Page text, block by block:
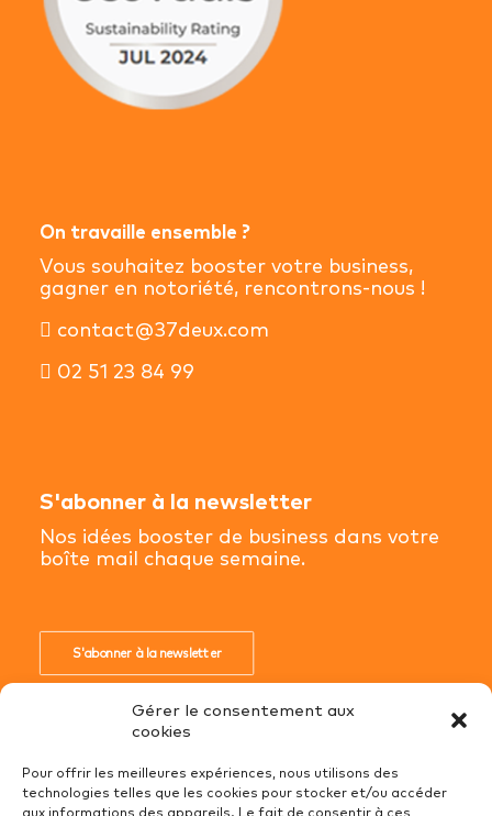
Gérer le consentement aux
cookies
Pour offrir les meilleures expériences, nous utilisons des
technologies telles que les cookies pour stocker et/ou accéder
aux informations des appareils. Le fait de consentir à ces
On travaille ensemble ?
Vous souhaitez booster votre business,
gagner en notoriété, rencontrons-nous !
contact@37deux.com
02 51 23 84 99
S'abonner à la newsletter
Nos idées booster de business dans votre
boîte mail chaque semaine.
S'abonner à la newsletter
Conditions Générales de Ventes